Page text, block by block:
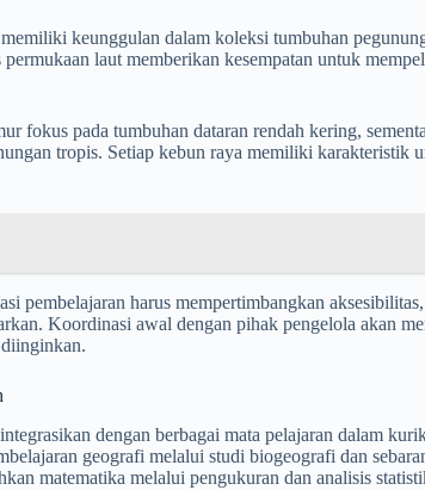
keunggulan dalam koleksi tumbuhan
laut memberikan kesempatan untuk
fokus pada tumbuhan dataran rendah kering,
tropis. Setiap kebun raya memiliki karakteristik
pembelajaran harus mempertimbangkan
Koordinasi awal dengan pihak pengelola akan
dengan berbagai mata pelajaran dalam
geografi melalui studi biogeografi dan
matematika melalui pengukuran dan analisis